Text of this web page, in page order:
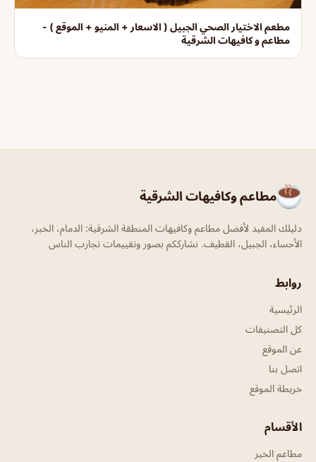
مطعم الاختيار الصحي الجبيل ( الاسعار + المنيو + الموقع ) -
مطاعم و كافيهات الشرقية
مطاعم وكافيهات الشرقية
دليلك المفيد لأفضل مطاعم وكافيهات المنطقة الشرقية: الدمام، الخبر،
الأحساء، الجبيل، القطيف. نشارككم بصور وتقييمات تجارب الناس
روابط
الرئيسية
كل التصنيفات
عن الموقع
اتصل بنا
خريطة الموقع
الأقسام
مطاعم الخبر